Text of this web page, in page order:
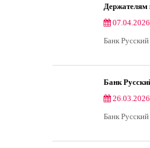
Держателям
Банк
Банк
Банк